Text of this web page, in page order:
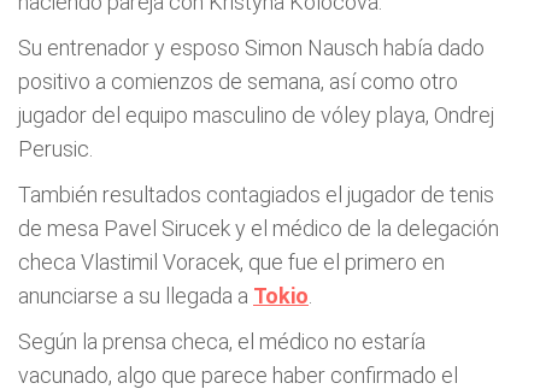
Su entrenador y esposo Simon Nausch había dado
positivo a comienzos de semana, así como otro
jugador del equipo masculino de vóley playa, Ondrej
Perusic.
También resultados contagiados el jugador de tenis
de mesa Pavel Sirucek y el médico de la delegación
checa Vlastimil Voracek, que fue el primero en
anunciarse a su llegada a Tokio
Según la prensa checa, el médico no estaría
vacunado, algo que parece haber confirmado el